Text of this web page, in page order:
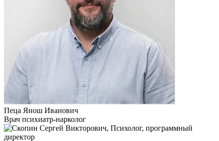
Пеца Янош Иванович
Врач психиатр-нарколог